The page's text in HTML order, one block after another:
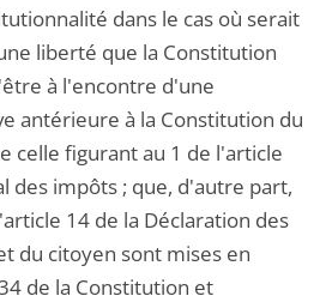
dans le cas où serait
liberté que la Constitution
à l'encontre d'une
antérieure à la Constitution du
celle figurant au 1 de l'article
des impôts ; que, d'autre part,
14 de la Déclaration des
du citoyen sont mises en
de la Constitution et